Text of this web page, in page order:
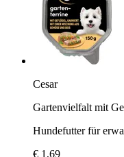
Cesar
Gartenvielfalt mit
Hundefutter für
€ 1,69